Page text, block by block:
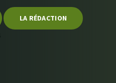
LA RÉDACTION